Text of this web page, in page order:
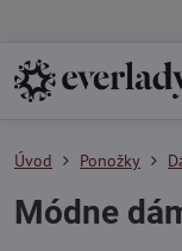
Úvod Ponožky
Módne